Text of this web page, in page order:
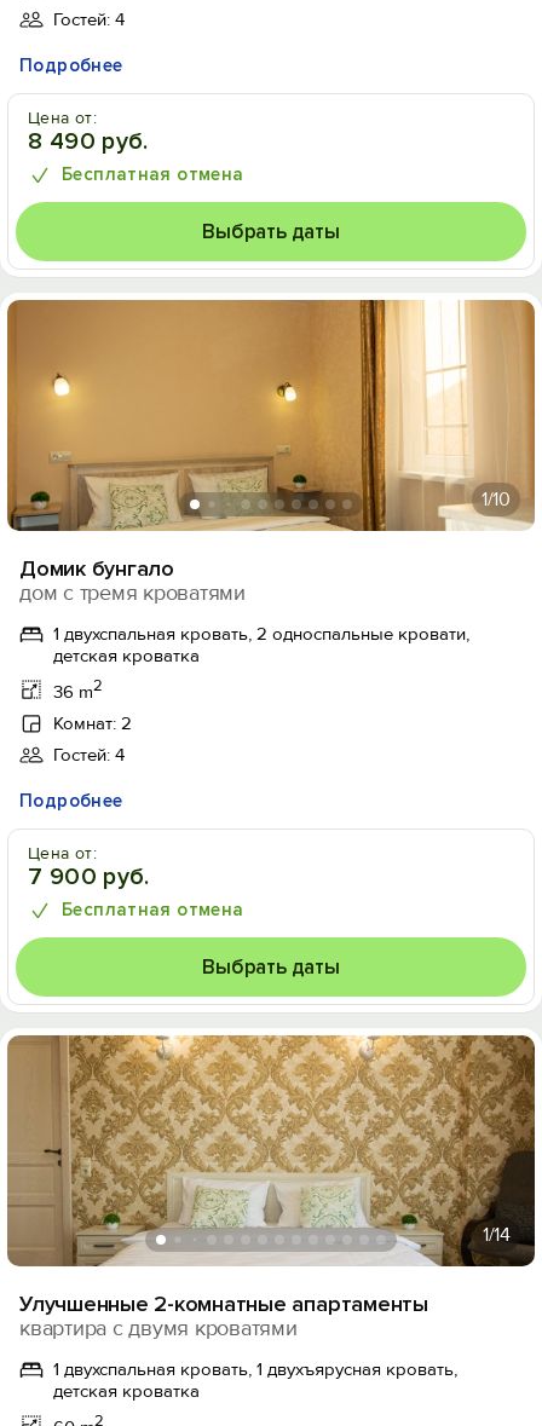
Гостей: 4
Подробнее
Цена от:
8 490 руб.
Бесплатная отмена
Выбрать даты
1/10
Домик бунгало
дом с тремя кроватями
1 двухспальная кровать, 2 односпальные кровати,
детская кроватка
36 m2
Комнат: 2
Гостей: 4
Подробнее
Цена от:
7 900 руб.
Бесплатная отмена
Выбрать даты
1/14
Улучшенные 2-комнатные апартаменты
квартира с двумя кроватями
1 двухспальная кровать, 1 двухъярусная кровать,
детская кроватка
2